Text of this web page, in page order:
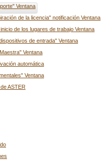
Ventana
de la licencia" notificación Ventana
de los lugares de trabajo Ventana
de entrada" Ventana
Ventana
automática
Ventana
ASTER